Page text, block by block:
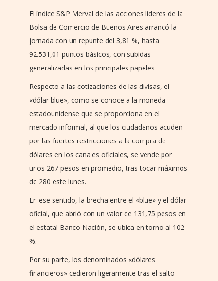
El índice S&P Merval de las acciones líderes de la
Bolsa de Comercio de Buenos Aires arrancó la
jornada con un repunte del 3,81 %, hasta
92.531,01 puntos básicos, con subidas
generalizadas en los principales papeles.
Respecto a las cotizaciones de las divisas, el
«dólar blue», como se conoce a la moneda
estadounidense que se proporciona en el
mercado informal, al que los ciudadanos acuden
por las fuertes restricciones a la compra de
dólares en los canales oficiales, se vende por
unos 267 pesos en promedio, tras tocar máximos
de 280 este lunes.
En ese sentido, la brecha entre el «blue» y el dólar
oficial, que abrió con un valor de 131,75 pesos en
el estatal Banco Nación, se ubica en torno al 102
%.
Por su parte, los denominados «dólares
financieros» cedieron ligeramente tras el salto